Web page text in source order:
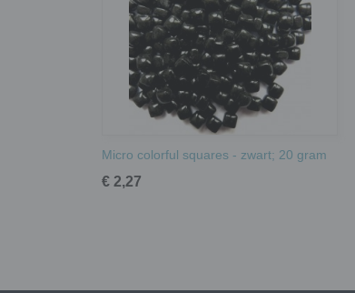
Micro colorful squares - zwart; 20 gram
€ 2,27